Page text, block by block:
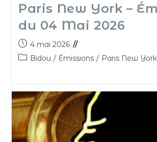
Paris New York –
du 04 Mai 2026
4 mai 2026
Bidou / Émissions / Paris New York